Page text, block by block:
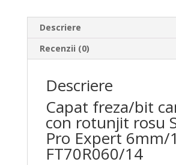
Descriere
Recenzii (0)
Descriere
Capat freza/bit
con rotunjit rosu
Pro Expert 6mm/
FT70R060/14